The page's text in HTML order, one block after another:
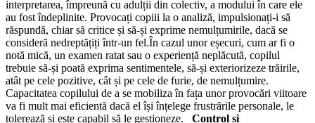
interpretarea, împreună cu adulții din colectiv, a modului în care ele
au fost îndeplinite. Provocați copiii la o analiză, impulsionați-i să
răspundă, chiar să critice și să-și exprime nemulțumirile, dacă se
consideră nedreptățiți într-un fel.În cazul unor eșecuri, cum ar fi o
notă mică, un examen ratat sau o experiență neplăcută, copilul
trebuie să-și poată exprima sentimentele, să-și exteriorizeze trăirile,
atât pe cele pozitive, cât și pe cele de furie, de nemulțumire.
Capacitatea copilului de a se mobiliza în fața unor provocări viitoare
va fi mult mai eficientă dacă el își înțelege frustrările personale, le
tolerează și este capabil să le gestioneze.
Control și